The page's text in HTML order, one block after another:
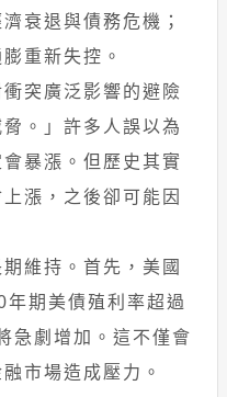
衰退與債務危機；
重新失控。
突廣泛影響的避險
。」許多人誤以為
暴漲。但歷史其實
漲，之後卻可能因
維持。首先，美國
期美債殖利率超過
急劇增加。這不僅會
市場造成壓力。